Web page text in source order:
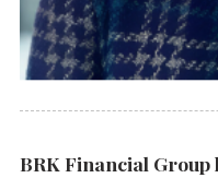
BRK Financial Group